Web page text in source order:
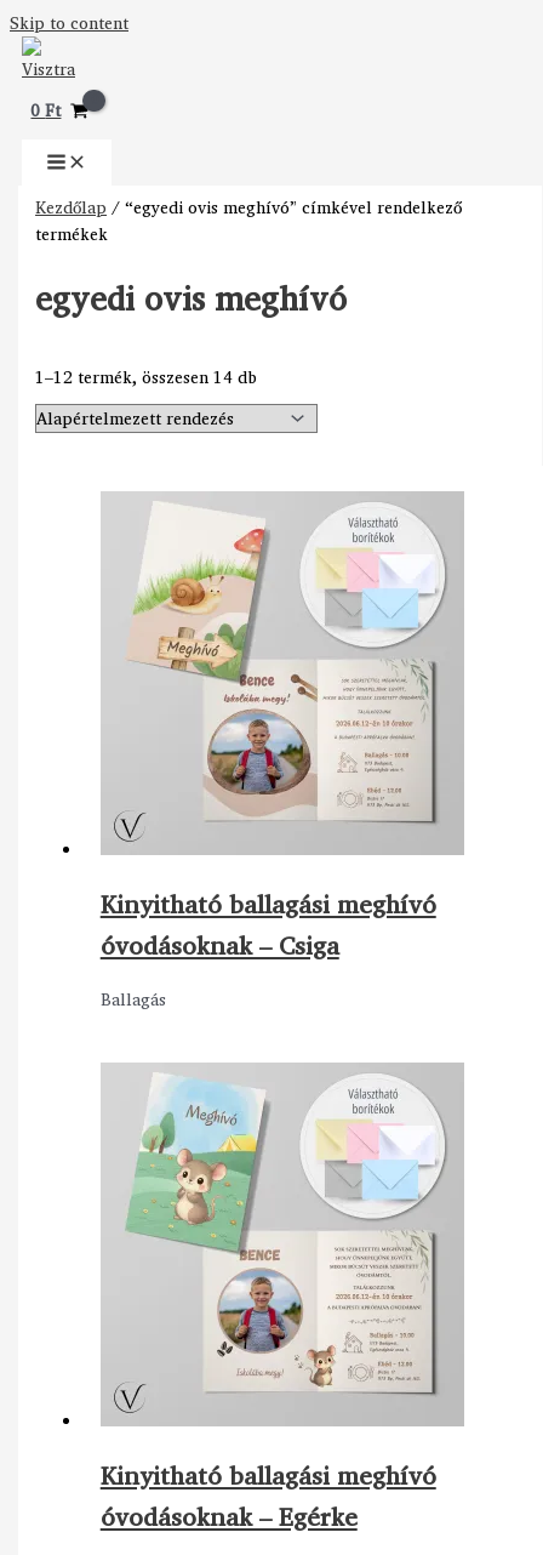
Skip to content
0Ft
Kezdőlap / “egyedi ovis meghívó” címkével rendelkező
termékek
egyedi ovis meghívó
1–12 termék, összesen 14 db
Kinyitható ballagási meghívó
óvodásoknak – Csiga
Ballagás
Kinyitható ballagási meghívó
óvodásoknak – Egérke